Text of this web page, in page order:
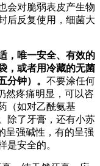
会对脆弱表皮产生物
后反复使用，细菌大
，唯一安全、有效的
，或者用冷藏的无菌
分钟）。 不要涂任何
然疼痛明显，可以咨
（如对乙酰氨基
除了牙膏，还有小苏
呈强碱性，有的呈强
是安全的。